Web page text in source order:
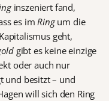
inszeniert fand,
es imRingum die
geht,
gibt es keine einzige
oder auch nur
und besitzt – und
will sich den Ring